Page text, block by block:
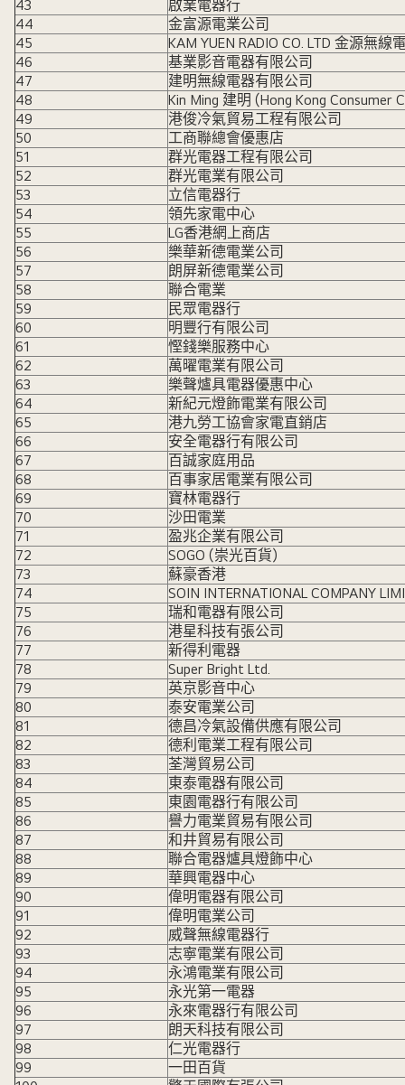
43
啟業電器行
44
金富源電業公司
45
KAM YUEN RADIO CO. LTD 金源無線
46
基業影音電器有限公司
47
建明無線電器有限公司
48
Kin Ming 建明 (Hong Kong Consumer
49
港俊冷氣貿易工程有限公司
50
工商聯總會優惠店
51
群光電器工程有限公司
52
群光電業有限公司
53
立信電器行
54
領先家電中心
55
LG香港網上商店
56
樂華新德電業公司
57
朗屏新德電業公司
58
聯合電業
59
民眾電器行
60
明豐行有限公司
61
慳錢樂服務中心
62
萬曜電業有限公司
63
樂聲爐具電器優惠中心
64
新紀元燈飾電業有限公司
65
港九勞工協會家電直銷店
66
安全電器行有限公司
67
百誠家庭用品
68
百事家居電業有限公司
69
寶林電器行
70
沙田電業
71
盈兆企業有限公司
72
SOGO (崇光百貨)
73
蘇豪香港
74
SOIN INTERNATIONAL COMPANY
75
瑞和電器有限公司
76
港星科技有張公司
77
新得利電器
78
Super Bright Ltd.
79
英京影音中心
80
泰安電業公司
81
德昌冷氣設備供應有限公司
82
德利電業工程有限公司
83
荃灣貿易公司
84
東泰電器有限公司
85
東園電器行有限公司
86
譽力電業貿易有限公司
87
和井貿易有限公司
88
聯合電器爐具燈飾中心
89
華興電器中心
90
偉明電器有限公司
91
偉明電業公司
92
威聲無線電器行
93
志寧電業有限公司
94
永鴻電業有限公司
95
永光第一電器
96
永來電器行有限公司
97
朗天科技有限公司
98
仁光電器行
99
一田百貨